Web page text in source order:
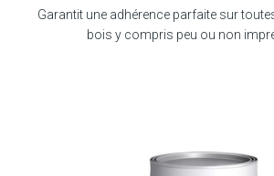
Garantit une adhérence parfaite sur
bois y compris peu ou non